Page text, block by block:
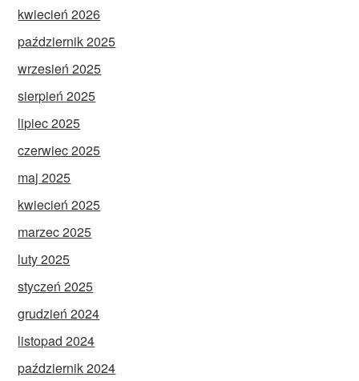
kwiecień 2026
październik 2025
wrzesień 2025
sierpień 2025
lipiec 2025
czerwiec 2025
maj 2025
kwiecień 2025
marzec 2025
luty 2025
styczeń 2025
grudzień 2024
listopad 2024
październik 2024